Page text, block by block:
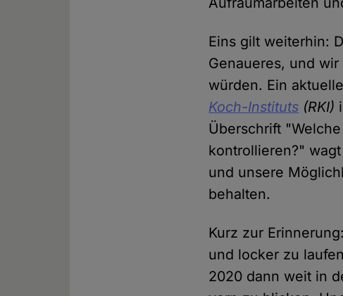
Eins gilt weiterhin:
Genaueres, und
würden. Ein
Koch-Instituts (RKI)
Überschrift
kontrollieren?"
und unsere
behalten.
Kurz zur
und locker zu
2020 dann weit in